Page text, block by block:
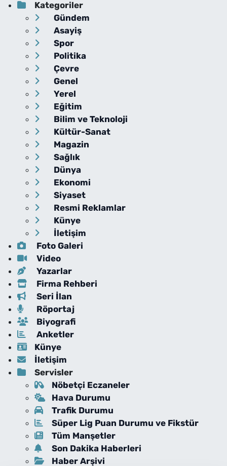
Kategoriler
Gündem
Asayiş
Spor
Politika
Çevre
Genel
Yerel
Eğitim
Bilim ve Teknoloji
Kültür-Sanat
Magazin
Sağlık
Dünya
Ekonomi
Siyaset
Resmi Reklamlar
Künye
İletişim
Foto Galeri
Video
Yazarlar
Firma Rehberi
Seri İlan
Röportaj
Biyografi
Anketler
Künye
İletişim
Servisler
Nöbetçi Eczaneler
Hava Durumu
Trafik Durumu
Süper Lig Puan Durumu ve Fikstür
Tüm Manşetler
Son Dakika Haberleri
Haber Arşivi